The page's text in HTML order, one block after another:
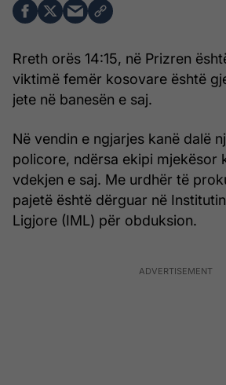
Rreth orës 14:15, në Prizren
viktimë femër kosovare është
jete në banesën e saj.
Në vendin e ngjarjes kanë dalë
policore, ndërsa ekipi mjekësor
vdekjen e saj. Me urdhër të
pajetë është dërguar në
Ligjore (IML) për obduksion.